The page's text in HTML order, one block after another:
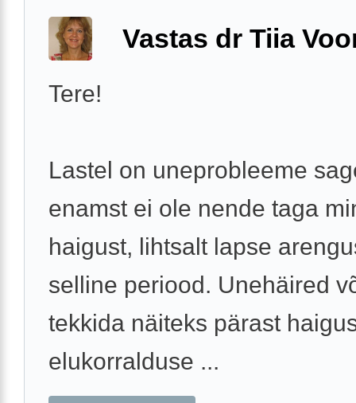
Vastas dr Tiia
Tere!
Lastel on uneprobleeme
enamst ei ole nende taga
haigust, lihtsalt lapse
selline periood. Unehäired
tekkida näiteks pärast
elukorralduse ...